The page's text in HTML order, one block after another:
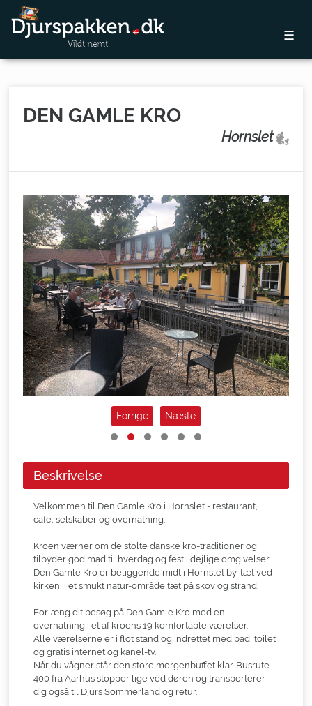
☰
DEN GAMLE KRO
Hornslet
Forrige Næste
Beskrivelse
Velkommen til Den Gamle Kro i Hornslet - restaurant,
cafe, selskaber og overnatning.
Kroen værner om de stolte danske kro-traditioner og
tilbyder god mad til hverdag og fest i dejlige omgivelser.
Den Gamle Kro er beliggende midt i Hornslet by, tæt ved
kirken, i et smukt natur-område tæt på skov og strand.
Forlæng dit besøg på Den Gamle Kro med en
overnatning i et af kroens 19 komfortable værelser.
Alle værelserne er i flot stand og indrettet med bad, toilet
og gratis internet og kanel-tv.
Når du vågner står den store morgenbuffet klar. Busrute
400 fra Aarhus stopper lige ved døren og transporterer
dig også til Djurs Sommerland og retur.